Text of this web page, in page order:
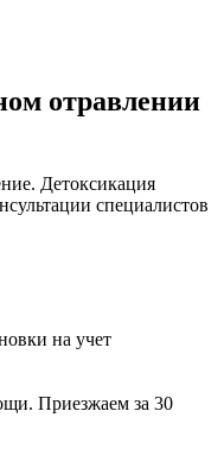
отравлении
Детоксикация
специалистов
на учет
Приезжаем за 30